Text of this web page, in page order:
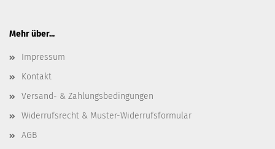
Mehr über...
Impressum
Kontakt
Versand- & Zahlungsbedingungen
Widerrufsrecht & Muster-Widerrufsformular
AGB